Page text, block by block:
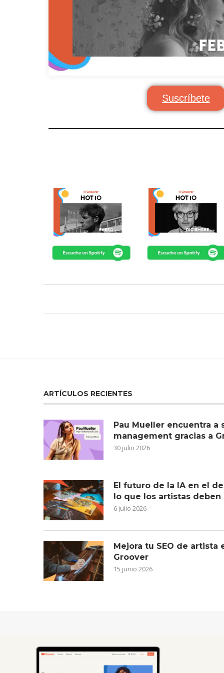
Suscríbete
ARTÍCULOS RECIENTES
Pau Mueller encuentra a
management gracias a
30 julio 2026
El futuro de la IA en el
lo que los artistas deben
6 julio 2026
Mejora tu SEO de artista
Groover
15 junio 2026